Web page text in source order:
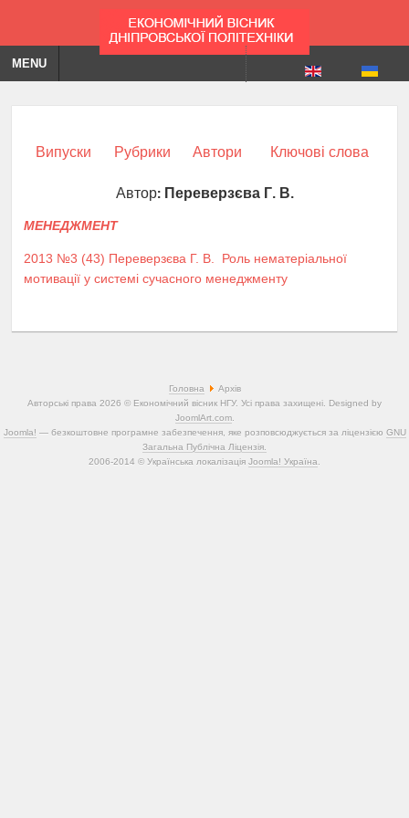
MENU
Випуски Рубрики Автори Ключові слова
Автор: Переверзєва Г. В.
МЕНЕДЖМЕНТ
2013 №3 (43) Переверзєва Г. В.
Роль нематеріальної
мотивації у системі сучасного менеджменту
Головна
Архів
Авторські права 2026 © Економічний вісник НГУ. Усі права захищені. Designed by
JoomlArt.com.
Joomla! — безкоштовне програмне забезпечення, яке розповсюджується за ліцензією GNU
Загальна Публічна Ліцензія.
2006-2014 © Українська локалізація Joomla! Україна